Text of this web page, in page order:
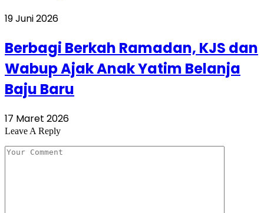
19 Juni 2026
Berbagi Berkah Ramadan, KJS dan
Wabup Ajak Anak Yatim Belanja
Baju Baru
17 Maret 2026
Leave A Reply